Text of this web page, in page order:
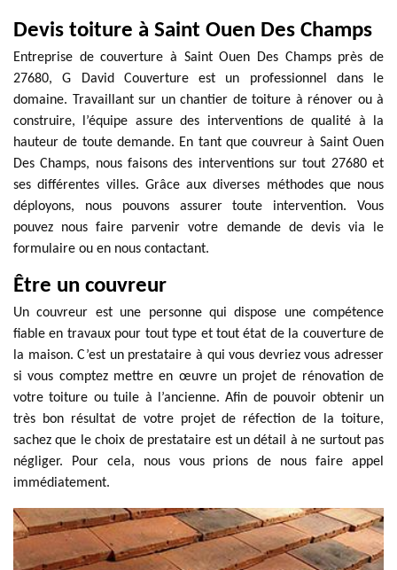
Devis toiture à Saint Ouen Des Champs
Entreprise de couverture à Saint Ouen Des Champs près de
27680, G David Couverture est un professionnel dans le
domaine. Travaillant sur un chantier de toiture à rénover ou à
construire, l’équipe assure des interventions de qualité à la
hauteur de toute demande. En tant que couvreur à Saint Ouen
Des Champs, nous faisons des interventions sur tout 27680 et
ses différentes villes. Grâce aux diverses méthodes que nous
déployons, nous pouvons assurer toute intervention. Vous
pouvez nous faire parvenir votre demande de devis via le
formulaire ou en nous contactant.
Être un couvreur
Un couvreur est une personne qui dispose une compétence
fiable en travaux pour tout type et tout état de la couverture de
la maison. C’est un prestataire à qui vous devriez vous adresser
si vous comptez mettre en œuvre un projet de rénovation de
votre toiture ou tuile à l’ancienne. Afin de pouvoir obtenir un
très bon résultat de votre projet de réfection de la toiture,
sachez que le choix de prestataire est un détail à ne surtout pas
négliger. Pour cela, nous vous prions de nous faire appel
immédiatement.